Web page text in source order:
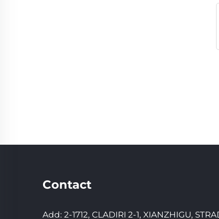
Contact
Add: 2-1712, CLADIRI 2-1, XIANZHIGU,